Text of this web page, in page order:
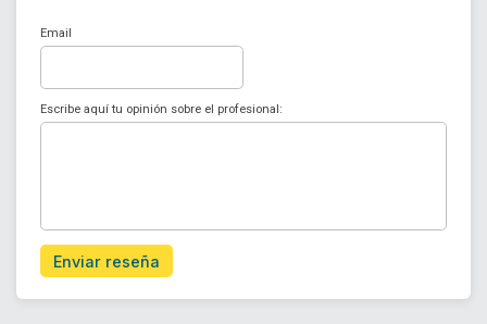
Email
Escribe aquí tu opinión sobre el profesional:
Enviar reseña